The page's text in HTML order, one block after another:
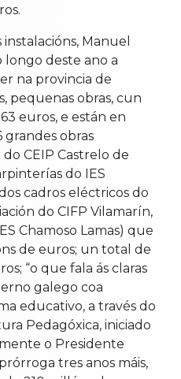
Manuel
longo deste ano a
na provincia de
pequenas obras, cun
euros, e están en
grandes obras
CEIP Castrelo de
do IES
cadros eléctricos do
do CIFP Vilamarín,
Chamoso Lamas) que
de euros; un total de
“o que fala ás claras
galego coa
educativo, a través do
Pedagóxica, iniciado
o Presidente
tres anos máis,